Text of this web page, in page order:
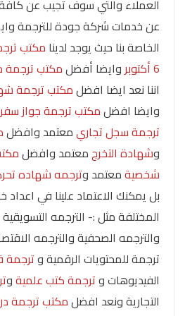
العملاء والتي سوف تجيب عن
عن خدمات شركة جودة للترجمة
الخاصة بنا حيث يوجد لدينا مكتب
6 أكتوبر
وايضا أفضلمكتب ترجمة
اننا نعد ايضا افضلمكتب ترجمة
وايضا افضلمكتب ترجمة جواز سفر
ترجمة سجل تجاريمعتمد وافضل
وشهادة التخرجمعتمد وافضل
شخصيةمعتمد وترجمه شهاده
بل يمكنك الاعتماد علينا في اعداد
المختلفة مثل :- الترجمه
والترجمه الصحفية والترجمه
ترجمة للمحتويات الرقمية وترجمة
الفيديوهات وترجمة كتب علميةو
التجارية ونعد افضلمكتب ترجمة